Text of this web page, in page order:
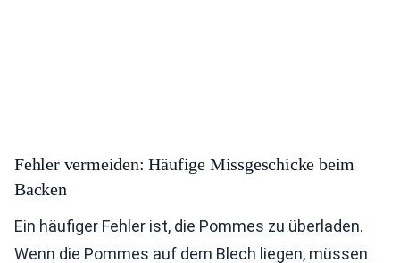
Fehler vermeiden: Häufige Missgeschicke beim
Backen
Ein häufiger Fehler ist, die Pommes zu überladen.
Wenn die Pommes auf dem Blech liegen, müssen